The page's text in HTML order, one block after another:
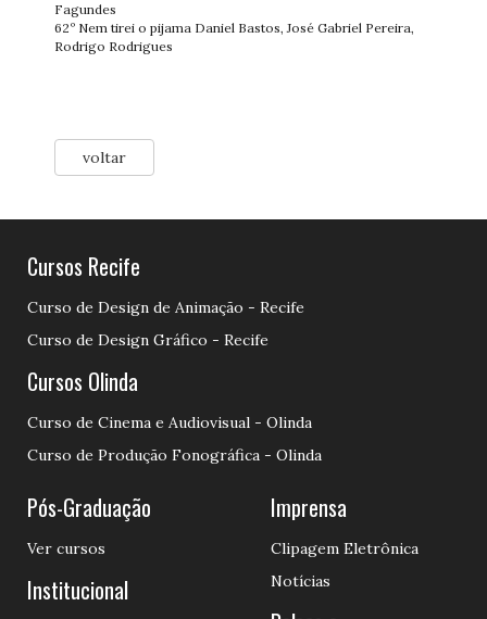
Fagundes
62º Nem tirei o pijama Daniel Bastos, José Gabriel Pereira,
Rodrigo Rodrigues
voltar
Cursos Recife
Curso de Design de Animação - Recife
Curso de Design Gráfico - Recife
Cursos Olinda
Curso de Cinema e Audiovisual - Olinda
Curso de Produção Fonográfica - Olinda
Pós-Graduação
Ver cursos
Institucional
Imprensa
Clipagem Eletrônica
Notícias